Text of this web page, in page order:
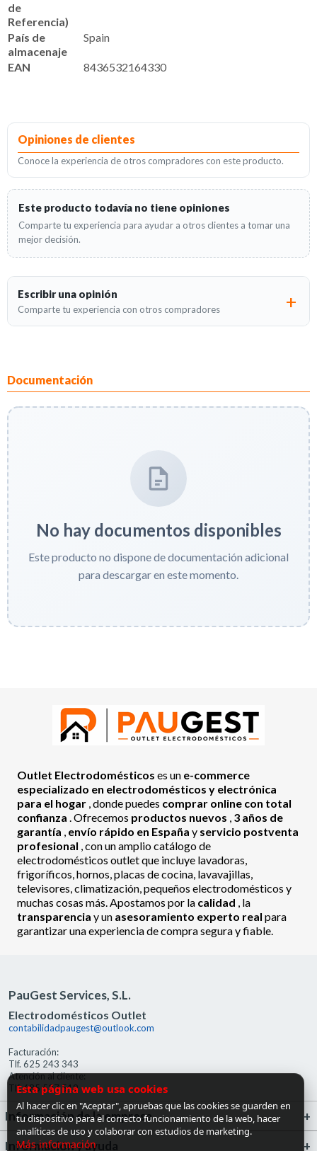
de
Referencia)
País de
almacenaje
Spain
EAN 8436532164330
Opiniones de clientes
Conoce la experiencia de otros compradores con este producto.
Este producto todavía no tiene opiniones
Comparte tu experiencia para ayudar a otros clientes a tomar una
mejor decisión.
Escribir una opinión
Comparte tu experiencia con otros compradores
Documentación
No hay documentos disponibles
Este producto no dispone de documentación adicional
para descargar en este momento.
Outlet Electrodomésticos es un e-commerce
especializado en electrodomésticos y electrónica
para el hogar , donde puedes comprar online con total
confianza . Ofrecemos productos nuevos 3 años de
garantía envío rápido en España y servicio postventa
profesional , con un amplio catálogo de
electrodomésticos outlet que incluye lavadoras,
frigoríficos, hornos, placas de cocina, lavavajillas,
televisores, climatización, pequeños electrodomésticos y
muchas cosas más. Apostamos por la calidad , la
transparencia y un asesoramiento experto real para
garantizar una experiencia de compra segura y fiable.
PauGest Services, S.L.
Electrodomésticos Outlet
contabilidadpaugest@outlook.com
Facturación:
Tlf. 625 243 343
Atención al cliente:
Tlf. 685 527 519
Información de la empresa
Información y ayuda
Esta página web usa cookies
Al hacer clic en "Aceptar", apruebas que las cookies se guarden en
tu dispositivo para el correcto funcionamiento de la web, hacer
analíticas de uso y colaborar con estudios de marketing.
Más información